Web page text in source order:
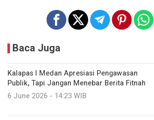
Baca Juga
Kalapas I Medan Apresiasi Pengawasan
Publik, Tapi Jangan Menebar Berita Fitnah
6 June 2026 - 14:23 WIB